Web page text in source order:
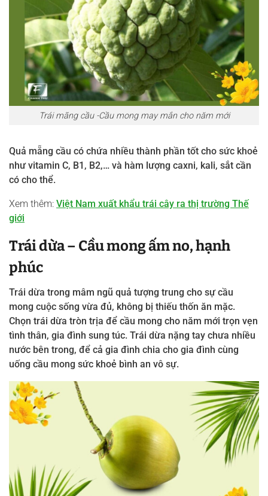
Trái mãng cầu -Cầu mong may mắn cho năm mới
Quả mẵng cầu có chứa nhiều thành phần tốt cho sức khoẻ
như vitamin C, B1, B2,… và hàm lượng caxni, kali, sắt cần
có cho thể.
Xem thêm: Việt Nam xuất khẩu trái cây ra thị trường Thế
giới
Trái dừa – Cầu mong ấm no, hạnh
phúc
Trái dừa trong mâm ngũ quả tượng trung cho sự cầu
mong cuộc sống vừa đủ, không bị thiếu thốn ăn mặc.
Chọn trái dừa tròn trịa để cầu mong cho năm mới trọn vẹn
tình thân, gia đình sung túc. Trái dừa nặng tay chưa nhiều
nước bên trong, để cả gia đình chia cho gia đình cùng
uống cầu mong sức khoẻ bình an vô sự.